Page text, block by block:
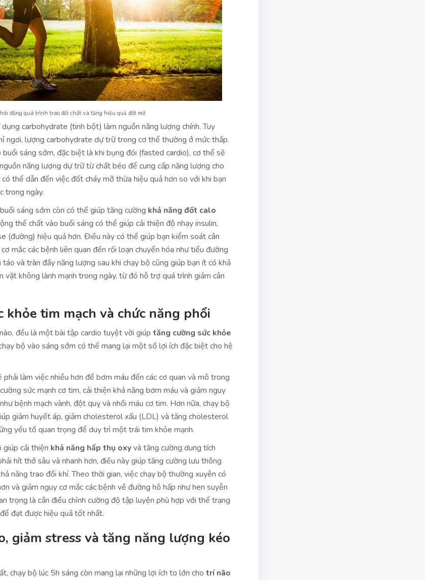
động quá trình trao đổi chất và tăng hiệu quả đốt mỡ
carbohydrate (tinh bột) làm nguồn năng lượng chính. Tuy
ngơi, lượng carbohydrate dự trữ trong cơ thể thường ở mức thấp.
buổi sáng sớm, đặc biệt là khi bụng đói (fasted cardio), cơ thể sẽ
năng lượng dự trữ từ chất béo để cung cấp năng lượng cho
thể dẫn đến việc đốt cháy mỡ thừa hiệu quả hơn so với khi bạn
trong ngày.
sáng sớm còn có thể giúp tăng cường khả năng đốt calo
thể chất vào buổi sáng có thể giúp cải thiện độ nhạy insulin,
(đường) hiệu quả hơn. Điều này có thể giúp bạn kiểm soát cân
mắc các bệnh liên quan đến rối loạn chuyển hóa như tiểu đường
và tràn đầy năng lượng sau khi chạy bộ cũng giúp bạn ít có khả
vặt không lành mạnh trong ngày, từ đó hỗ trợ quá trình giảm cân
khỏe tim mạch và chức năng phổi
đều là một bài tập cardio tuyệt vời giúp tăng cường sức khỏe
bộ vào sáng sớm có thể mang lại một số lợi ích đặc biệt cho hệ
phải làm việc nhiều hơn để bơm máu đến các cơ quan và mô trong
sức mạnh cơ tim, cải thiện khả năng bơm máu và giảm nguy
bệnh mạch vành, đột quỵ và nhồi máu cơ tim. Hơn nữa, chạy bộ
giảm huyết áp, giảm cholesterol xấu (LDL) và tăng cholesterol
yếu tố quan trọng để duy trì một trái tim khỏe mạnh.
giúp cải thiện khả năng hấp thụ oxyvà tăng cường dung tích
hít thở sâu và nhanh hơn, điều này giúp tăng cường lưu thông
năng trao đổi khí. Theo thời gian, việc chạy bộ thường xuyên có
và giảm nguy cơ mắc các bệnh về đường hô hấp như hen suyễn
trọng là cần điều chỉnh cường độ tập luyện phù hợp với thể trạng
đạt được hiệu quả tốt nhất.
giảm stress và tăng năng lượng kéo
chạy bộ lúc 5h sáng còn mang lại những lợi ích to lớn cho trí não